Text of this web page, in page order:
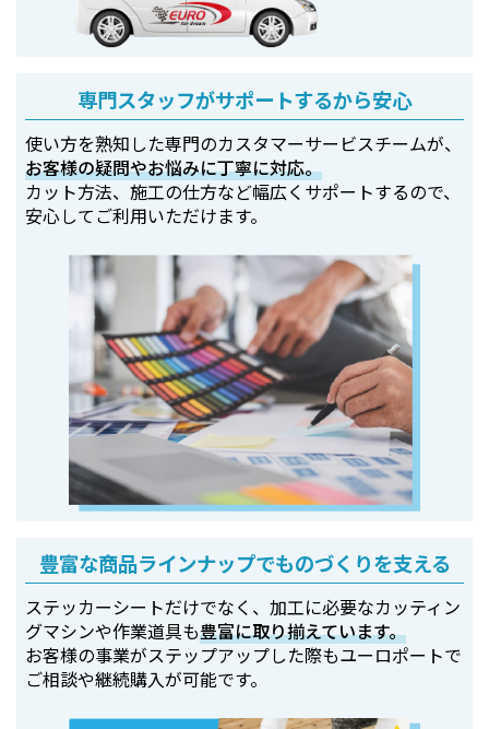
専門スタッフがサポートするから安心
使い方を熟知した専門のカスタマーサービスチームが、
お客様の疑問やお悩みに丁寧に対応。
カット方法、施工の仕方など幅広くサポートするので、
安心してご利用いただけます。
豊富な商品ラインナップでものづくりを支える
ステッカーシートだけでなく、加工に必要なカッティン
グマシンや作業道具も豊富に取り揃えています。
お客様の事業がステップアップした際もユーロポートで
ご相談や継続購入が可能です。